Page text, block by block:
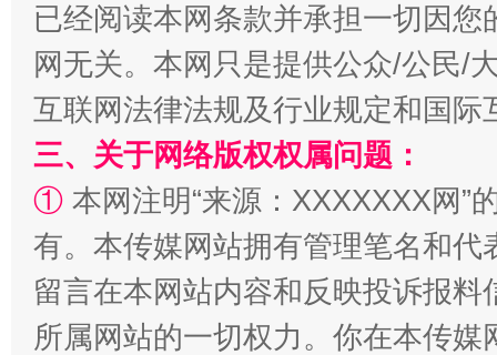
解纷+调解+退费，一次搞定
已经阅读本网条款并承担一切因
网无关。本网只是提供公众/公民/
互联网法律法规及行业规定和国
三、关于网络版权权属问题：
① 本网注明“来源：XXXXXXX网”
有。本传媒网站拥有管理笔名和
留言在本网站内容和反映投诉报
所属网站的一切权力。你在本传